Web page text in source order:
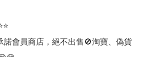
諾會員商店，絕不出售🚫淘寶、偽貨